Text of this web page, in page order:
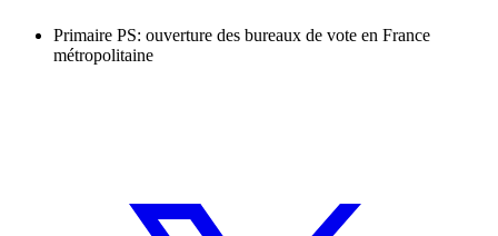
Primaire PS: ouverture des bureaux de vote en France
métropolitaine